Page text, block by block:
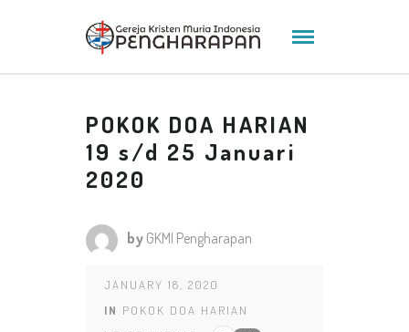
POKOK DOA HARIAN
19 s/d 25 Januari
2020
by GKMI Pengharapan
JANUARY 18, 2020
IN POKOK DOA HARIAN